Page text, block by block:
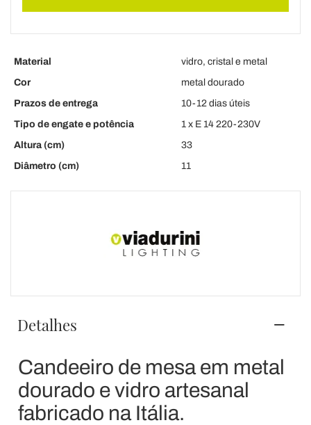
Material
vidro, cristal e metal
Cor
metal dourado
Prazos de entrega
10-12 dias úteis
Tipo de engate e potência
1 x E 14 220-230V
Altura (cm)
33
Diâmetro (cm)
11
Detalhes
Candeeiro de mesa em metal
dourado e vidro artesanal
fabricado na Itália.